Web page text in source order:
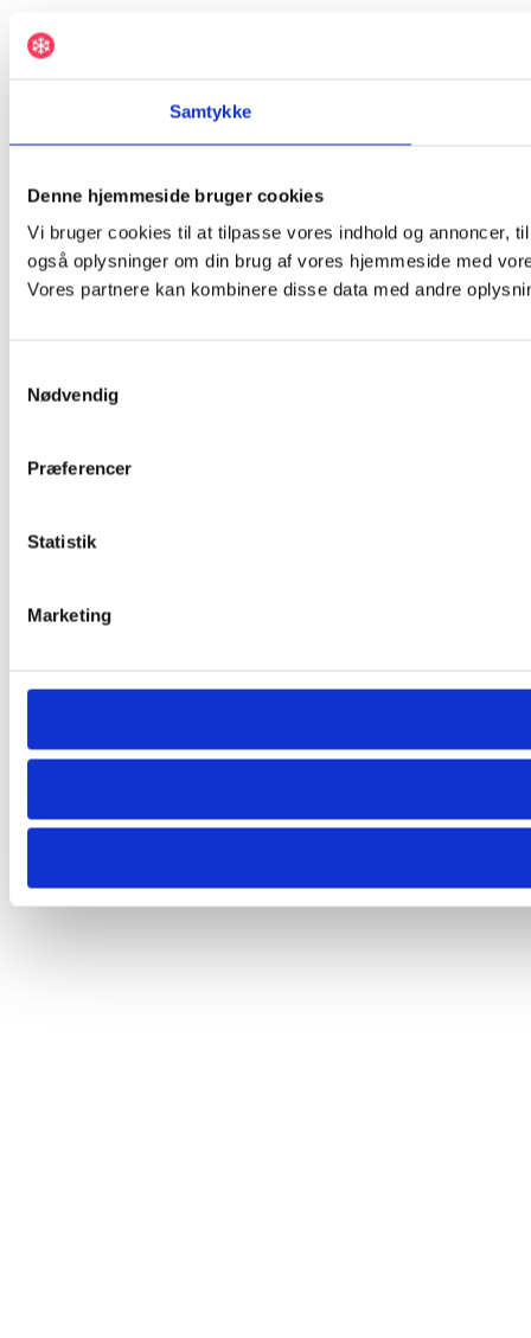
Samtykke
Denne hjemmeside bruger cookies
Vi bruger cookies til at tilpasse vores indhold og annoncer,
også oplysninger om din brug af vores hjemmeside med
Vores partnere kan kombinere disse data med andre
Nødvendig
Præferencer
Statistik
Marketing